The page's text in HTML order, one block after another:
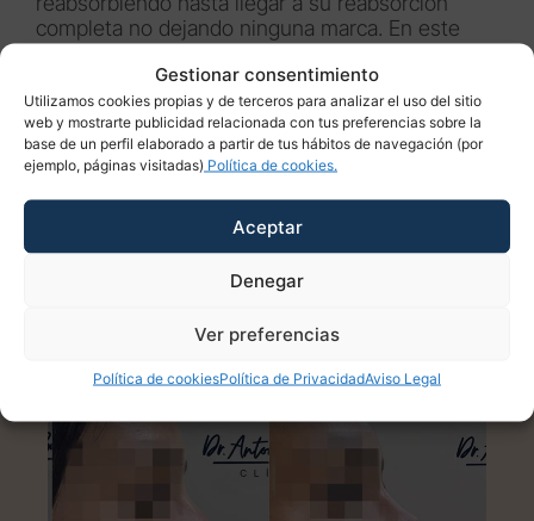
Gestionar consentimiento
Utilizamos cookies propias y de terceros para analizar el uso del sitio
web y mostrarte publicidad relacionada con tus preferencias sobre la
base de un perfil elaborado a partir de tus hábitos de navegación (por
ejemplo, páginas visitadas) Política de cookies.
Aceptar
Denegar
Ver preferencias
Política de cookiesPolítica de PrivacidadAviso Legal
completa no dejando ninguna marca. En este
zona, deberá acudir de nuevo a consulta para un
nuevo tratamiento.
Rellenos faciales Málaga
Antes y después